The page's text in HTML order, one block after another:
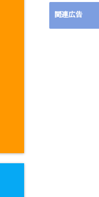
テ
リ
関連広告